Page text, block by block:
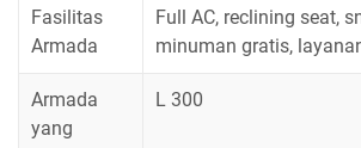
Fasilitas
Armada
Full AC, reclining seat,
minuman gratis,
Armada
yang
L 300